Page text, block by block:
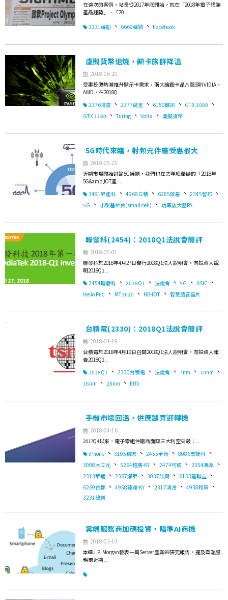
在這次的案例，站長從2017年底開始，就在「2018年電子終端
產品趨勢」、「20...
3231緯創 、 6669緯穎 、 Facebook
虛擬貨幣退燒，顯卡族群降溫
2018-06-20
受惠挖礦熱潮推升顯示卡需求，兩大繪圖卡晶片龍頭NVIDIA、
AMD，在2018Q...
2376技嘉 、 2377微星 、 6150撼訊 、 GTX 1080 、
GTX 1180 、 Turing 、 Volta 、 虛擬貨幣
5G時代來臨，射頻元件廠受惠最大
2018-05-25
近期市場開始討論5G議題，我們也在去年底舉辦的「2018年
5G&amp;IOT產...
3491昇達科 、 4968立積 、 6285啟碁 、 2345智邦 、
5G 、 小型基地台(small cell) 、 功率放大器PA
聯發科(2454)：2018Q1法說會簡評
2018-05-01
聯發科於2018年4月27日舉行2018Q1法人說明會，向投資人說
明2018Q1...
2454聯發科 、 2018Q1 、 法說會 、 5G 、 ASIC 、
Helio P60 、 MT3620 、 NB-IOT 、 智慧語音晶片
台積電(2330)：2018Q1法說會簡評
2018-04-19
台積電於2018年4月19日召開2018Q1法人說明會，向投資人報
告2018Q1...
2018Q1 、 2330台積電 、 法說會 、 7nm 、 10nm 、
16nm 、 28nm 、 EUV
手機市場回溫，供應鏈喜迎轉機
2018-04-16
2017Q4以來，電子零組件廠商面臨三大利空夾殺：...
iPhone 、 3105穩懋 、 2455全新 、 8086宏捷科 、
3008大立光 、 5264鎧勝-KY 、 2474可成 、 2354鴻準 、
2313華通 、 2367燿華 、 3037欣興 、 6153嘉聯益 、
6269台郡 、 4958臻鼎-KY 、 2317鴻海 、 4938和碩 、
3231緯創
雲端服務商加碼投資，瞄準AI商機
2018-03-10
本週J.P. Morgan發表一篇Server產業的研究報告，提及雲端服
務商近期...